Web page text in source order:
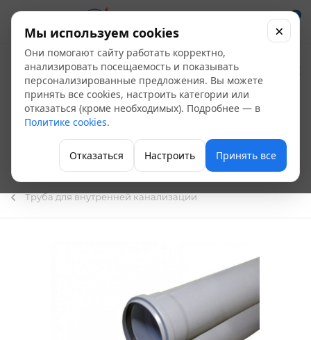
0
Труба ПП для
внутренней
канализации Ду 110
(0,75м)*2,7
СТАНДАРТ
Труба для внутренней канализации
Мы используем cookies
Они помогают сайту работать корректно,
анализировать посещаемость и показывать
персонализированные предложения. Вы можете
принять все cookies, настроить категории или
отказаться (кроме необходимых). Подробнее — в
Политике cookies.
Отказаться Настроить Принять все
×